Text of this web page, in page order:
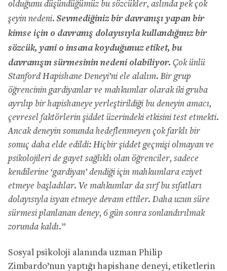
olduğunu düşündüğümüz bu sözcükler, aslında pek çok
şeyin nedeni. Sevmediğiniz bir davranışı yapan bir
kimse için o davranış dolayısıyla kullandığınız bir
sözcük, yani o insana koyduğunuz etiket, bu
davranışın sürmesinin nedeni olabiliyor. Çok ünlü
Stanford Hapishane Deneyi’ni ele alalım. Bir grup
öğrencinin gardiyanlar ve mahkumlar olarak iki gruba
ayrılıp bir hapishaneye yerleştirildiği bu deneyin amacı,
çevresel faktörlerin şiddet üzerindeki etkisini test etmekti.
Ancak deneyin sonunda hedeflenmeyen çok farklı bir
sonuç daha elde edildi: Hiçbir şiddet geçmişi olmayan ve
psikolojileri de gayet sağlıklı olan öğrenciler, sadece
kendilerine ‘gardiyan’ dendiği için mahkumlara eziyet
etmeye başladılar. Ve mahkumlar da sırf bu sıfatları
dolayısıyla isyan etmeye devam ettiler. Daha uzun süre
sürmesi planlanan deney, 6 gün sonra sonlandırılmak
zorunda kaldı.”
Sosyal psikoloji alanında uzman Philip
Zimbardo’nun yaptığı hapishane deneyi, etiketlerin